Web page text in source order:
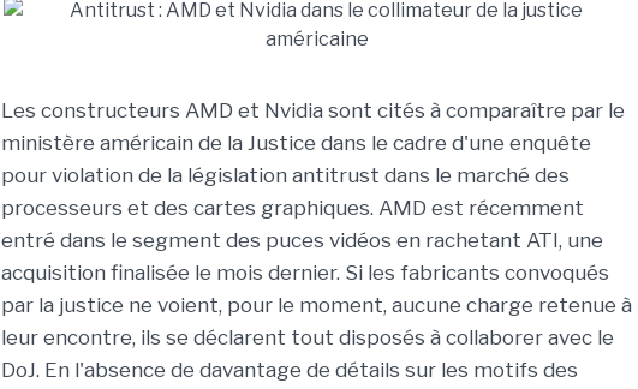
Les constructeurs AMD et Nvidia sont cités à comparaître par le
ministère américain de la Justice dans le cadre d'une enquête
pour violation de la législation antitrust dans le marché des
processeurs et des cartes graphiques. AMD est récemment
entré dans le segment des puces vidéos en rachetant ATI, une
acquisition finalisée le mois dernier. Si les fabricants convoqués
par la justice ne voient, pour le moment, aucune charge retenue à
leur encontre, ils se déclarent tout disposés à collaborer avec le
DoJ. En l'absence de davantage de détails sur les motifs des